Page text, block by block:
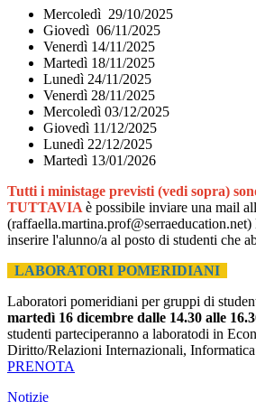
Mercoledì 29/10/2025
Giovedì 06/11/2025
Venerdì 14/11/2025
Martedì 18/11/2025
Lunedì 24/11/2025
Venerdì 28/11/2025
Mercoledì 03/12/2025
Giovedì 11/12/2025
Lunedì 22/12/2025
Martedì 13/01/2026
Tutti i ministage previsti (vedi sopra)
TUTTAVIA è possibile inviare una mail
(raffaella.martina.prof@serraeducation.net)
inserire l'alunno/a al posto di studenti che
LABORATORI POMERIDIANI
Laboratori pomeridiani per gruppi di
martedì 16 dicembre dalle 14.30 alle
studenti parteciperanno a laboratodi in
Diritto/Relazioni Internazionali,
PRENOTA
Notizie